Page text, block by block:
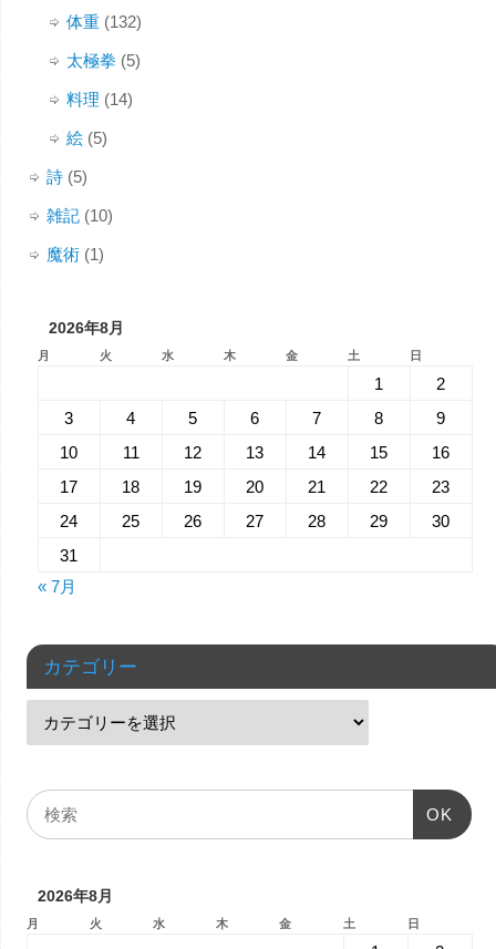
体重(132)
太極拳 (5)
料理 (14)
絵(5)
詩(5)
雑記(10)
魔術(1)
2026年8月
月 火 水 木 金 土 日
1
2
3
4 5 6 7 8
9
10
11 12 13 14 15
16
17
18 19 20 21 22
23
24
25 26 27 28 29
30
31
« 7月
カテゴリー
OK
2026年8月
月 火 水 木 金 土 日